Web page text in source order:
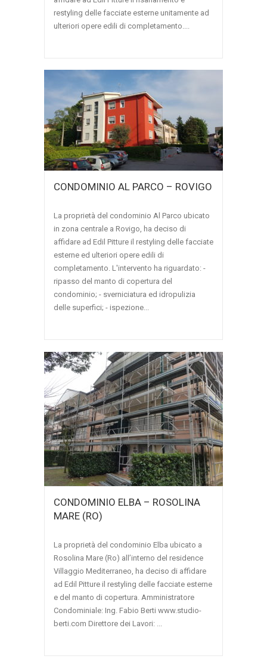
restyling delle facciate esterne unitamente ad
ulteriori opere edili di completamento....
CONDOMINIO AL PARCO – ROVIGO
La proprietà del condominio Al Parco ubicato
in zona centrale a Rovigo, ha deciso di
affidare ad Edil Pitture il restyling delle facciate
esterne ed ulteriori opere edili di
completamento. L'intervento ha riguardato: -
ripasso del manto di copertura del
condominio; - sverniciatura ed idropulizia
delle superfici; - ispezione...
CONDOMINIO ELBA – ROSOLINA
MARE (RO)
La proprietà del condominio Elba ubicato a
Rosolina Mare (Ro) all’interno del residence
Villaggio Mediterraneo, ha deciso di affidare
ad Edil Pitture il restyling delle facciate esterne
e del manto di copertura. Amministratore
Condominiale: Ing. Fabio Berti www.studio-
berti.com Direttore dei Lavori: ...